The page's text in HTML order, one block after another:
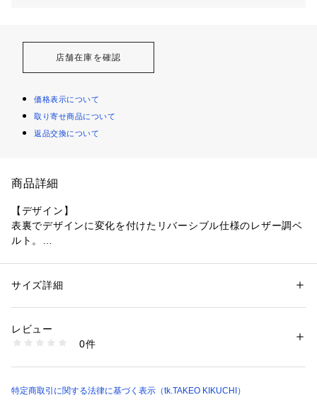
店舗在庫を確認
価格表示について
取り寄せ商品について
返品交換について
商品詳細
【デザイン】
表裏でデザインに変化を付けたリバーシブル仕様のレザー調ベ
ルト。
552カラー：レオパード＆ブラックスムース
性別：メンズ
素材：表側: 合成皮革 裏側: 床革（リバーシブル）
商品番号：
979-05513 （ショップ）
サイズ詳細
レビュー
0件
特定商取引に関する法律に基づく表示（tk.TAKEO KIKUCHI）